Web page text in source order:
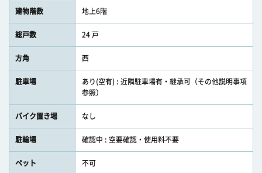
建物階数 地上6階
総戸数 24 戸
方角 西
駐車場
あり(空有) : 近隣駐車場有・継承可（その他説明事項
参照）
バイク置き場 なし
駐輪場 確認中 : 空要確認・使用料不要
ペット 不可